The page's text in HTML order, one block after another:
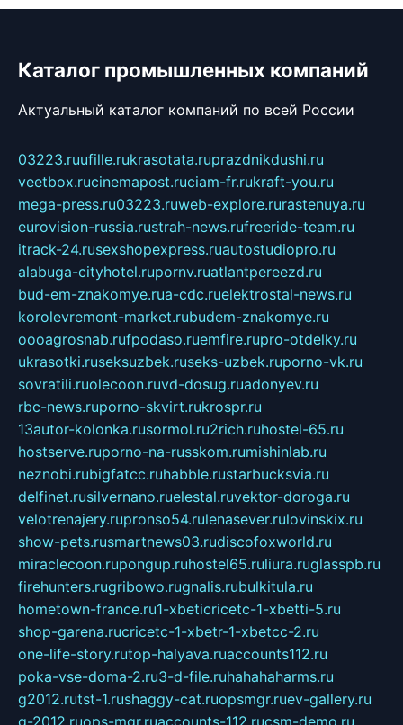
Каталог промышленных компаний
Актуальный каталог компаний по всей России
03223.ruufille.rukrasotata.ruprazdnikdushi.ru
veetbox.rucinemapost.ruciam-fr.rukraft-you.ru
mega-press.ru03223.ruweb-explore.rurastenuya.ru
eurovision-russia.rustrah-news.rufreeride-team.ru
itrack-24.rusexshopexpress.ruautostudiopro.ru
alabuga-cityhotel.rupornv.ruatlantpereezd.ru
bud-em-znakomye.rua-cdc.ruelektrostal-news.ru
korolevremont-market.rubudem-znakomye.ru
oooagrosnab.rufpodaso.ruemfire.rupro-otdelky.ru
ukrasotki.ruseksuzbek.ruseks-uzbek.ruporno-vk.ru
sovratili.ruolecoon.ruvd-dosug.ruadonyev.ru
rbc-news.ruporno-skvirt.rukrospr.ru
13autor-kolonka.rusormol.ru2rich.ruhostel-65.ru
hostserve.ruporno-na-russkom.rumishinlab.ru
neznobi.rubigfatcc.ruhabble.rustarbucksvia.ru
delfinet.rusilvernano.ruelestal.ruvektor-doroga.ru
velotrenajery.rupronso54.rulenasever.rulovinskix.ru
show-pets.rusmartnews03.rudiscofoxworld.ru
miraclecoon.rupongup.ruhostel65.ruliura.ruglasspb.ru
firehunters.rugribowo.rugnalis.rubulkitula.ru
hometown-france.ru1-xbeticricetc-1-xbetti-5.ru
shop-garena.rucricetc-1-xbetr-1-xbetcc-2.ru
one-life-story.rutop-halyava.ruaccounts112.ru
poka-vse-doma-2.ru3-d-file.ruhahahaharms.ru
g2012.rutst-1.rushaggy-cat.ruopsmgr.ruev-gallery.ru
g-2012.ruops-mgr.ruaccounts-112.rucsm-demo.ru